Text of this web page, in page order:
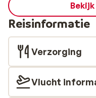
Reisinformatie
Verzorging
Vlucht